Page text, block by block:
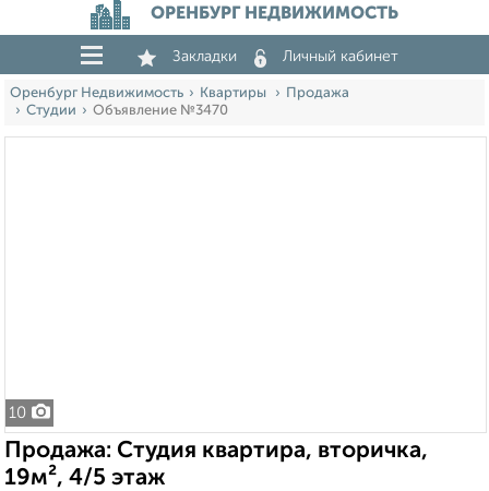
ОРЕНБУРГ НЕДВИЖИМОСТЬ
Закладки Личный кабинет
Оренбург Недвижимость Квартиры
Продажа
Студии
Объявление №3470
10
Продажа: Студия квартира, вторичка,
19м², 4/5 этаж